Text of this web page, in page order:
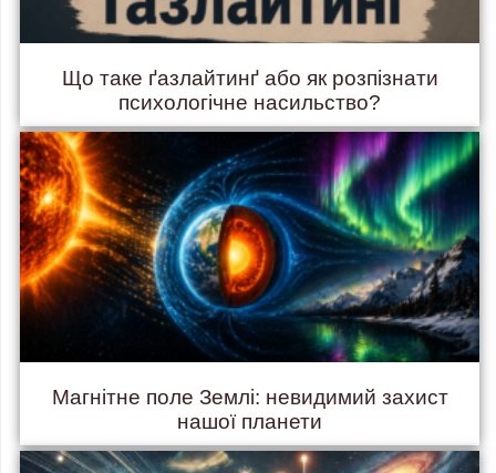
Що таке ґазлайтинґ або як розпізнати
психологічне насильство?
Магнітне поле Землі: невидимий захист
нашої планети